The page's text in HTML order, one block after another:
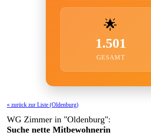
🌟
1.501
GESAMT
« zurück zur Liste (Oldenburg)
WG Zimmer in "Oldenburg":
Suche nette Mitbewohnerin